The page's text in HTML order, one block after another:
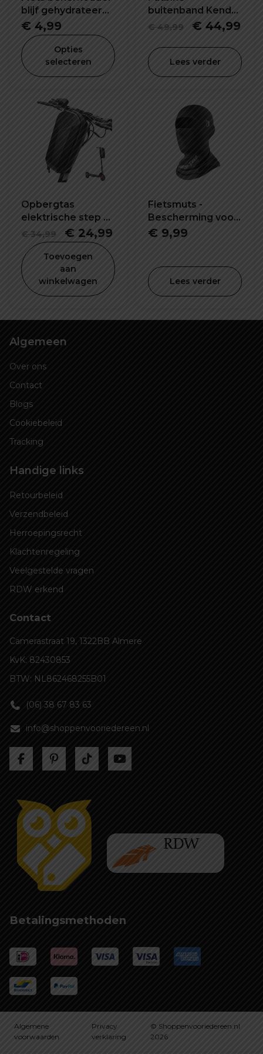
blijf gehydrateerd
tijdens het rijden
€ 4,99
Opties
selecteren
buitenband Kenda
26X4.0 inch K1188
€49,99
was:
€ 49,99.
€ 44,99
is:
Lees verder
Opbergtas
elektrische step E-
bike 5L waterdicht
en schokbestendig
€34,99
Oorspronkelijke
was:
€ 34,99.
€ 24,99 Huidige
is:
€ 24,99.
Toevoegen
aan
winkelwagen
Fietsmuts -
Bescherming voor
het hele gezicht!
€ 9,99
Lees verder
Algemeen
Over ons
Contact
Blogs
Cookiebeleid
Tracking
Handige links
Retourbeleid
Verzendbeleid
Herroepingsrecht
Klachtenregeling
Veelgestelde vragen
RDW erkend
Contact
Camerastraat 19, 1322BB Almere
KvK: 82430853
BTW: NL862468255B01
(06) 38 67 83 63
info@shoppenvooriedereen.nl
Betalingsmethoden
Algemene
voorwaarden
Privacy
verklaring
© Shoppenvooriedereen.nl
2026